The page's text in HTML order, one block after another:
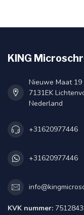
KING
Nieuwe Maat 19
7131EK
Nederland
+31620977446
+31620977446
KVK nummer: